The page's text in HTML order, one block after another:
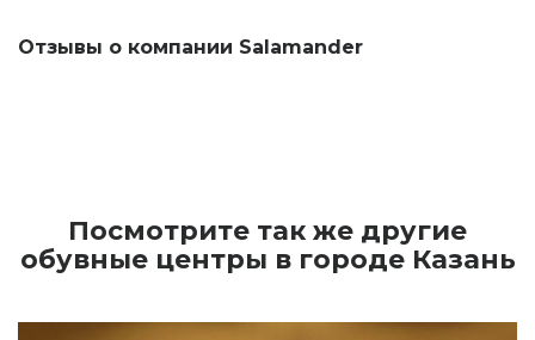
Отзывы о компании Salamander
Посмотрите так же другие
обувные центры в городе Казань